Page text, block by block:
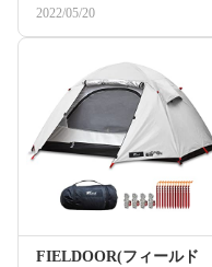
2022/05/20
FIELDOOR(フィールド